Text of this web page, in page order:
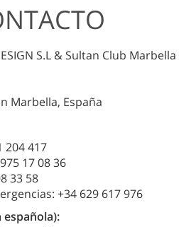
S.L & Sultan Club Marbella
Marbella, España
204 417
17 08 36
33 58
+34 629 617 976